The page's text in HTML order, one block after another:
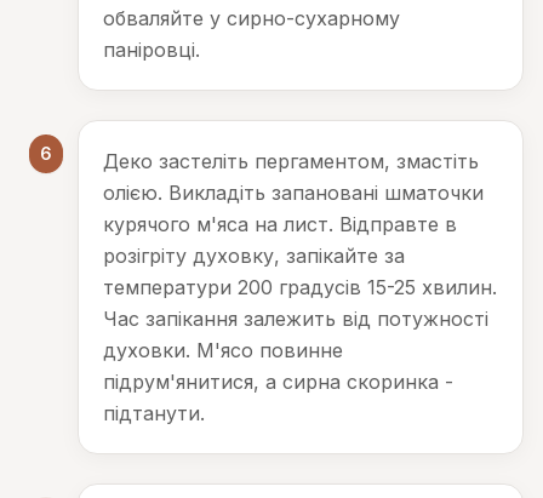
обваляйте у сирно-сухарному
паніровці.
6
Деко застеліть пергаментом, змастіть
олією. Викладіть запановані шматочки
курячого м'яса на лист. Відправте в
розігріту духовку, запікайте за
температури 200 градусів 15-25 хвилин.
Час запікання залежить від потужності
духовки. М'ясо повинне
підрум'янитися, а сирна скоринка -
підтанути.